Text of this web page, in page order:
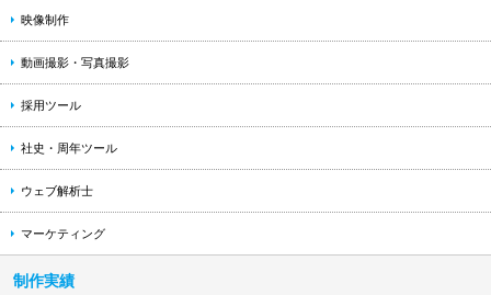
映像制作
動画撮影・写真撮影
採用ツール
社史・周年ツール
ウェブ解析士
マーケティング
制作実績